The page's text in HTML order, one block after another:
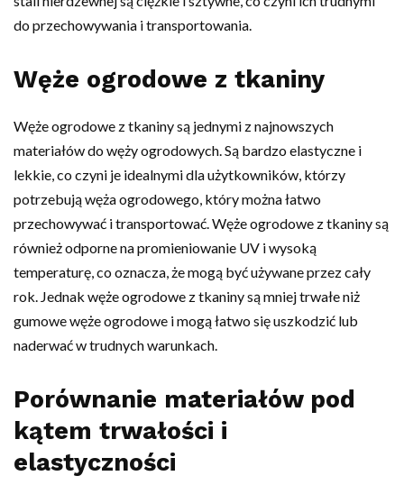
do przechowywania i transportowania.
Węże ogrodowe z tkaniny
Węże ogrodowe z tkaniny są jednymi z najnowszych
materiałów do węży ogrodowych. Są bardzo elastyczne i
lekkie, co czyni je idealnymi dla użytkowników, którzy
potrzebują węża ogrodowego, który można łatwo
przechowywać i transportować. Węże ogrodowe z tkaniny są
również odporne na promieniowanie UV i wysoką
temperaturę, co oznacza, że ​​mogą być używane przez cały
rok. Jednak węże ogrodowe z tkaniny są mniej trwałe niż
gumowe węże ogrodowe i mogą łatwo się uszkodzić lub
naderwać w trudnych warunkach.
Porównanie materiałów pod
kątem trwałości i
elastyczności